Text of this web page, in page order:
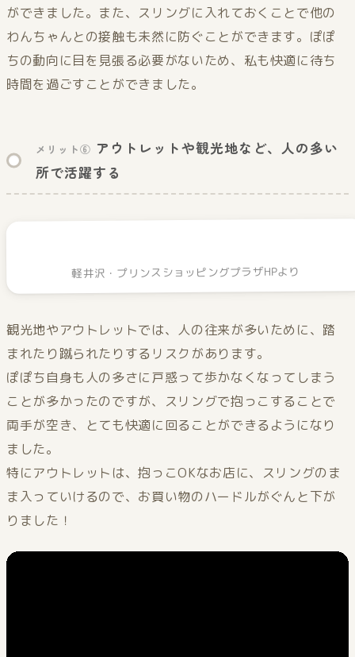
ができました。また、スリングに入れておくことで他の
わんちゃんとの接触も未然に防ぐことができます。ぽぽ
ちの動向に目を見張る必要がないため、私も快適に待ち
時間を過ごすことができました。
メリット⑥ アウトレットや観光地など、人の多い
所で活躍する
軽井沢・プリンスショッピングプラザHPより
観光地やアウトレットでは、人の往来が多いために、踏
まれたり蹴られたりするリスクがあります。
ぽぽち自身も人の多さに戸惑って歩かなくなってしまう
ことが多かったのですが、スリングで抱っこすることで
両手が空き、とても快適に回ることができるようになり
ました。
特にアウトレットは、抱っこOKなお店に、スリングのま
ま入っていけるので、お買い物のハードルがぐんと下が
りました！